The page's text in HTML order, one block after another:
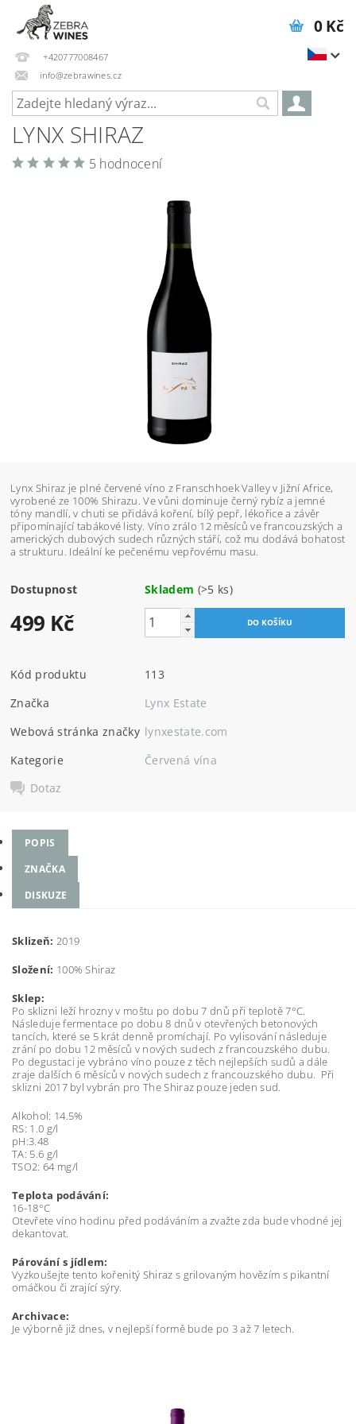
+420777008467
info@zebrawines.cz
0 Kč
LYNX SHIRAZ
5 hodnocení
Lynx Shiraz je plné červené víno z Franschhoek Valley v Jižní Africe,
vyrobené ze 100% Shirazu. Ve vůni dominuje černý rybíz a jemné
tóny mandlí, v chuti se přidává koření, bílý pepř, lékořice a závěr
připomínající tabákové listy. Víno zrálo 12 měsíců ve francouzských a
amerických dubových sudech různých stáří, což mu dodává bohatost
a strukturu. Ideální ke pečenému vepřovému masu.
Dostupnost Skladem (>5 ks)
499 Kč
Kód produktu
113
Značka
Lynx Estate
Webová stránka značky lynxestate.com
Kategorie
Červená vína
Dotaz
POPIS
ZNAČKA
DISKUZE
Sklizeň: 2019
Složení: 100% Shiraz
Sklep:
Po sklizni leží hrozny v moštu po dobu 7 dnů při teplotě 7°C.
Následuje fermentace po dobu 8 dnů v otevřených betonových
tancích, které se 5 krát denně promíchají. Po vylisování následuje
zrání po dobu 12 měsíců v nových sudech z francouzského dubu.
Po degustaci je vybráno víno pouze z těch nejlepších sudů a dále
zraje dalších 6 měsíců v nových sudech z francouzského dubu. Při
sklizni 2017 byl vybrán pro The Shiraz pouze jeden sud.
Alkohol: 14.5%
RS: 1.0 g/l
pH:3.48
TA: 5.6 g/l
TSO2: 64 mg/l
Teplota podávání:
16-18°C
Otevřete víno hodinu před podáváním a zvažte zda bude vhodné jej
dekantovat.
Párování s jídlem:
Vyzkoušejte tento kořenitý Shiraz s grilovaným hovězím s pikantní
omáčkou či zrající sýry.
Archivace:
Je výborně již dnes, v nejlepší formě bude po 3 až 7 letech.